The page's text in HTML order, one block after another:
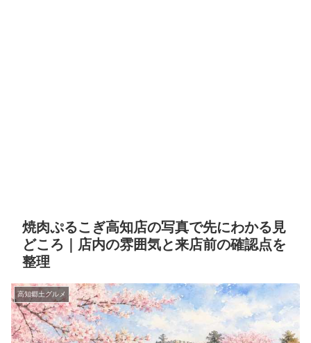
焼肉ぷるこぎ高知店の写真で先にわかる見
どころ｜店内の雰囲気と来店前の確認点を
整理
高知郷土グルメ